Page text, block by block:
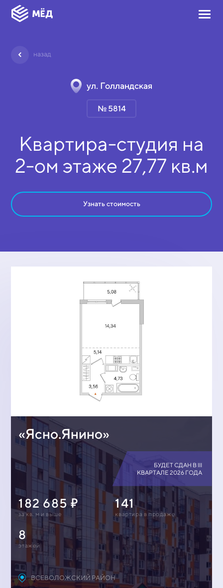
назад
ул. Голландская
№ 5814
Квартира-студия на
2-ом этаже 27,77 кв.м
Узнать стоимость
«Ясно.Янино»
БУДЕТ СДАН В III
КВАРТАЛЕ 2026 ГОДА
182 685
за кв. м и выше
141
квартирa в продаже
8
этажей
ВСЕВОЛОЖСКИЙ РАЙОН